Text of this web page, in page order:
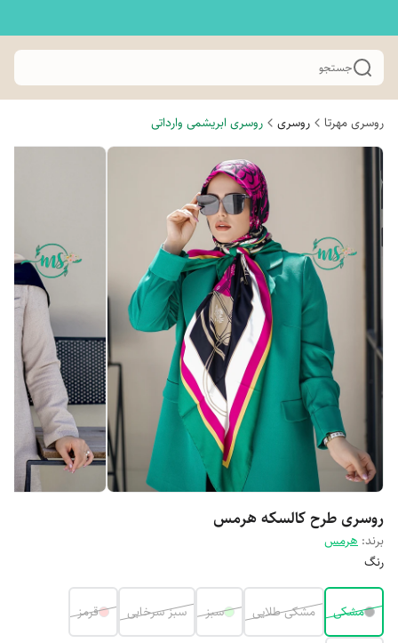
جستجو
روسری مهرتا روسری روسری ابریشمی وارداتی
روسری طرح کالسکه هرمس
برند: هرمس
رنگ
مشکی مشکی طلایی سبز سبز سرخابی قرمز